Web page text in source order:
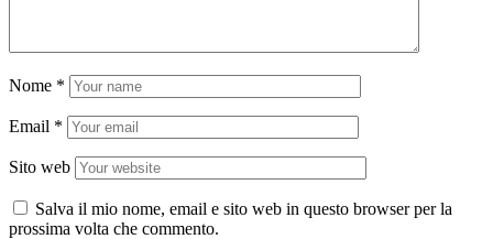
Nome *
Email *
Sito web
Salva il mio nome, email e sito web in questo browser per la
prossima volta che commento.